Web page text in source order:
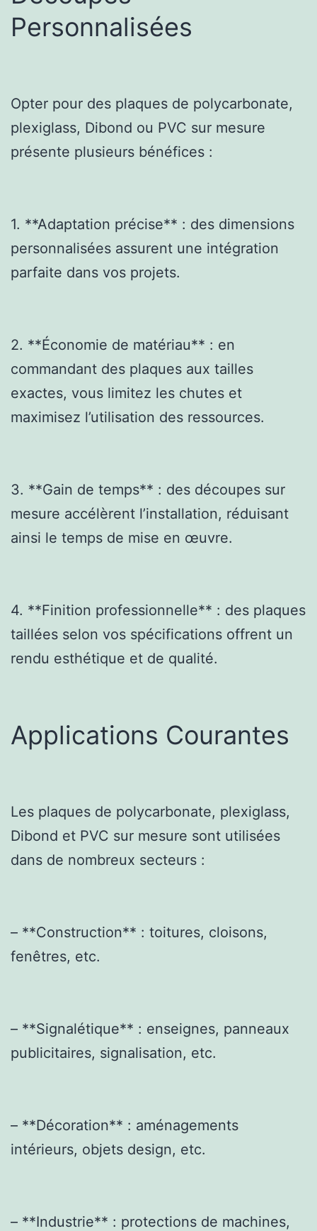
Personnalisées
Opter pour des plaques de polycarbonate,
plexiglass, Dibond ou PVC sur mesure
présente plusieurs bénéfices :
1. **Adaptation précise** : des dimensions
personnalisées assurent une intégration
parfaite dans vos projets.
2. **Économie de matériau** : en
commandant des plaques aux tailles
exactes, vous limitez les chutes et
maximisez l’utilisation des ressources.
3. **Gain de temps** : des découpes sur
mesure accélèrent l’installation, réduisant
ainsi le temps de mise en œuvre.
4. **Finition professionnelle** : des plaques
taillées selon vos spécifications offrent un
rendu esthétique et de qualité.
Applications Courantes
Les plaques de polycarbonate, plexiglass,
Dibond et PVC sur mesure sont utilisées
dans de nombreux secteurs :
– **Construction** : toitures, cloisons,
fenêtres, etc.
– **Signalétique** : enseignes, panneaux
publicitaires, signalisation, etc.
– **Décoration** : aménagements
intérieurs, objets design, etc.
– **Industrie** : protections de machines,